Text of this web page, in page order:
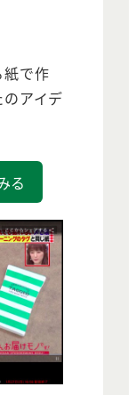
で作
アイデ
る